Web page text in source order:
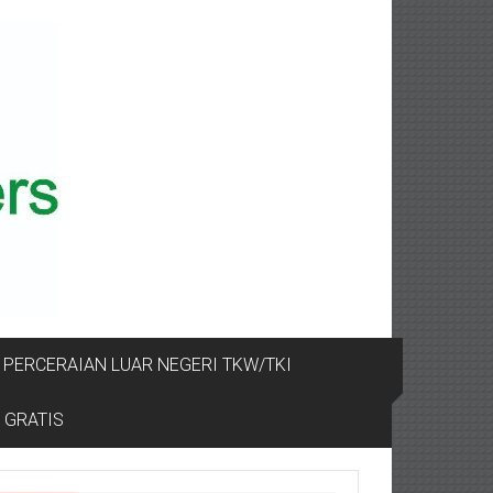
LUAR NEGERI TKW/TKI